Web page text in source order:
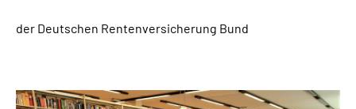
Über uns
der Deutschen Rentenversicherung Bund